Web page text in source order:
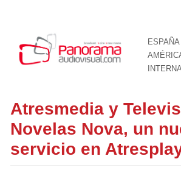
ESPAÑA
Atresmedia y
Novelas Nova, un
servicio en